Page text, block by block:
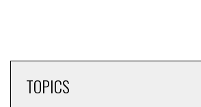
TOPICS